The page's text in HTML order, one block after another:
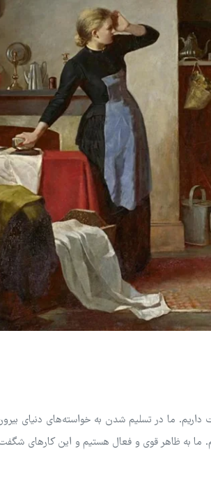
ما در تسلیم شدن به خواسته‌های دنیای
به ظاهر قوی و فعال هستیم و این کارهای